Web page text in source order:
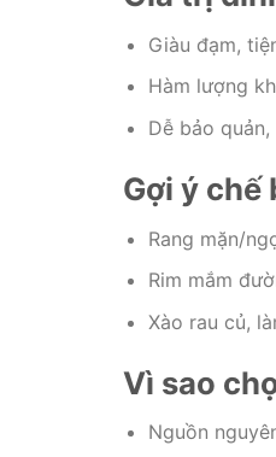
Giàu đạm,
Hàm lượng
Dễ bảo
Gợi ý chế
Rang mặn/
Rim mắm
Xào rau củ,
Vì sao
Nguồn